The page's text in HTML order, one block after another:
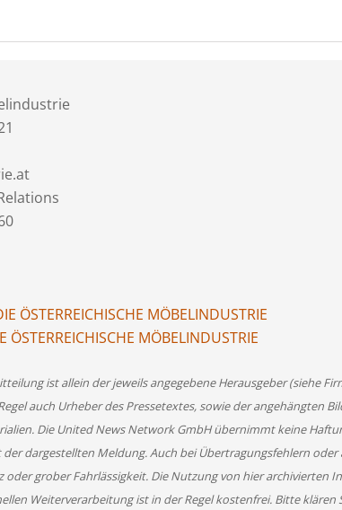
MÖBELINDUSTRIE
MÖBELINDUSTRIE
ist allein der jeweils angegebene Herausgeber (siehe
auch Urheber des Pressetextes, sowie der angehängten
Die United News Network GmbH übernimmt keine
dargestellten Meldung. Auch bei Übertragungsfehlern
oder grober Fahrlässigkeit. Die Nutzung von hier archivierten
Weiterverarbeitung ist in der Regel kostenfrei. Bitte klären